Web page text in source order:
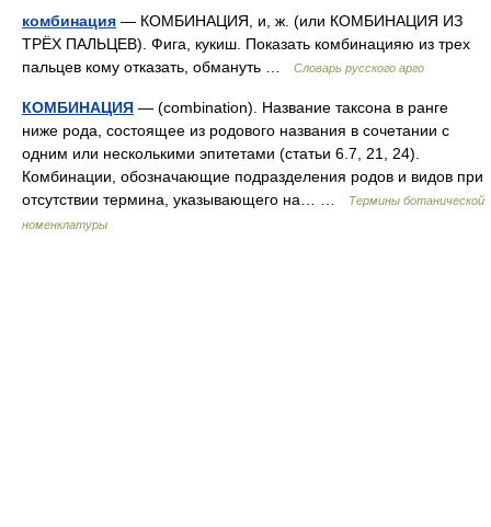
комбинация — КОМБИНАЦИЯ, и, ж. (или КОМБИНАЦИЯ ИЗ
ТРЁХ ПАЛЬЦЕВ). Фига, кукиш. Показать комбинацияю из трех
пальцев кому отказать, обмануть …
Словарь русского арго
КОМБИНАЦИЯ — (combination). Название таксона в ранге
ниже рода, состоящее из родового названия в сочетании с
одним или несколькими эпитетами (статьи 6.7, 21, 24).
Комбинации, обозначающие подразделения родов и видов при
отсутствии термина, указывающего на… …
Термины ботанической
номенклатуры